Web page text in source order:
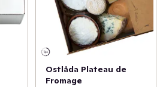
Ostlåda Plateau de
Fromage